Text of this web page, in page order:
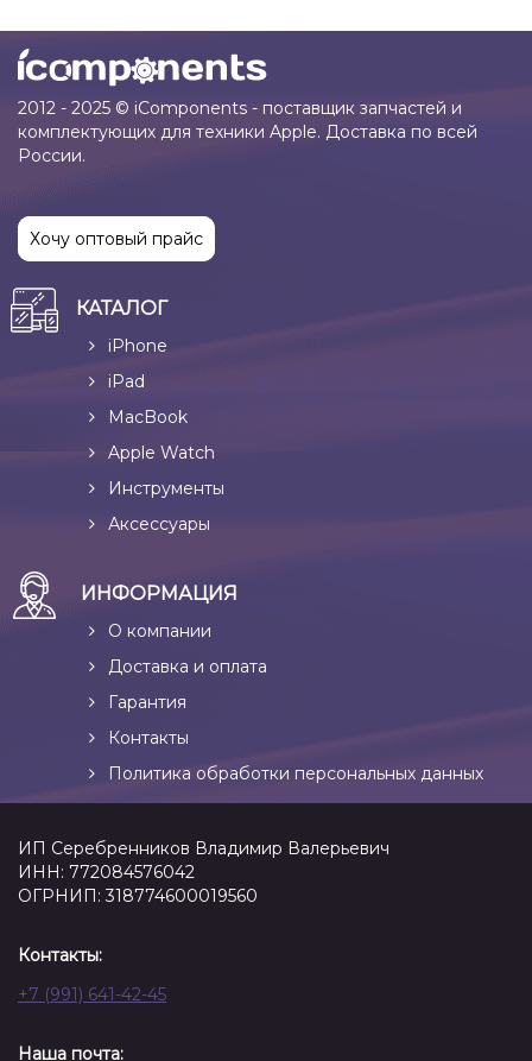
2012 - 2025 © iComponents - поставщик запчастей и
комплектующих для техники Apple. Доставка по всей
России.
Хочу оптовый прайс
КАТАЛОГ
iPhone
iPad
MacBook
Apple Watch
Инструменты
Аксессуары
ИНФОРМАЦИЯ
О компании
Доставка и оплата
Гарантия
Контакты
Политика обработки персональных данных
ИП Серебренников Владимир Валерьевич
ИНН: 772084576042
ОГРНИП: 318774600019560
Контакты:
+7 (991) 641-42-45
Наша почта: